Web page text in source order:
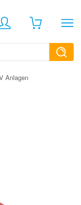
Anlagen